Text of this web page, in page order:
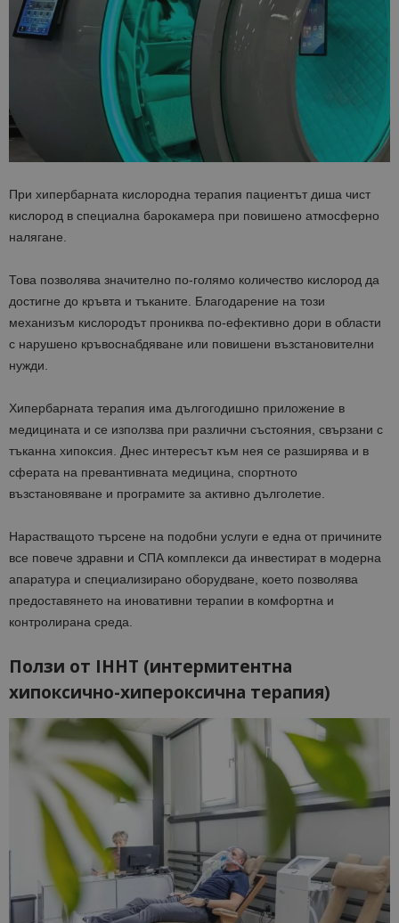
При хипербарната кислородна терапия пациентът диша чист
кислород в специална барокамера при повишено атмосферно
налягане.
Това позволява значително по-голямо количество кислород да
достигне до кръвта и тъканите. Благодарение на този
механизъм кислородът прониква по-ефективно дори в области
с нарушено кръвоснабдяване или повишени възстановителни
нужди.
Хипербарната терапия има дългогодишно приложение в
медицината и се използва при различни състояния, свързани с
тъканна хипоксия. Днес интересът към нея се разширява и в
сферата на превантивната медицина, спортното
възстановяване и програмите за активно дълголетие.
Нарастващото търсене на подобни услуги е една от причините
все повече здравни и СПА комплекси да инвестират в модерна
апаратура и специализирано оборудване, което позволява
предоставянето на иновативни терапии в комфортна и
контролирана среда.
Ползи от IHHT (интермитентна
хипоксично-хипероксична терапия)